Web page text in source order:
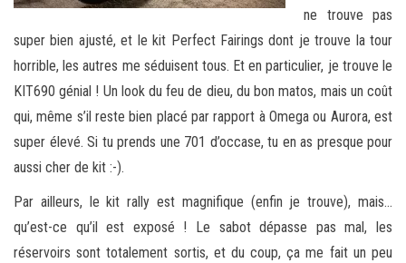
ne trouve pas
super bien ajusté, et le kit Perfect Fairings dont je trouve la tour
horrible, les autres me séduisent tous. Et en particulier, je trouve le
KIT690 génial ! Un look du feu de dieu, du bon matos, mais un coût
qui, même s’il reste bien placé par rapport à Omega ou Aurora, est
super élevé. Si tu prends une 701 d’occase, tu en as presque pour
aussi cher de kit :-).
Par ailleurs, le kit rally est magnifique (enfin je trouve), mais…
qu’est-ce qu’il est exposé ! Le sabot dépasse pas mal, les
réservoirs sont totalement sortis, et du coup, ça me fait un peu